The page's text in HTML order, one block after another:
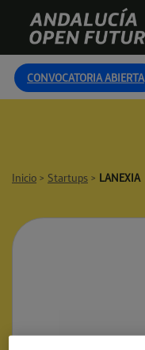
content
Andalucía
Open
Future
CONVOCATORIA ABIERTA
Inicio > Startups > LANEXIA